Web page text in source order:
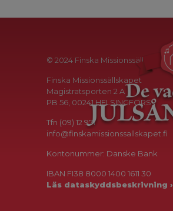
© 2024 Finska Missionssällskapet
Finska Missionssällskapet
Magistratsporten 2 A
PB 56, 00241 HELSINGFORS
Tfn (09) 12 971
info@finskamissionssallskapet.fi
Kontonummer: Danske Bank
IBAN FI38 8000 1400 1611 30
Läs dataskyddsbeskrivning ›